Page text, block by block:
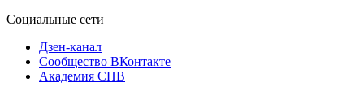
Социальные сети
Дзен-канал
Сообщество ВКонтакте
Академия СПВ